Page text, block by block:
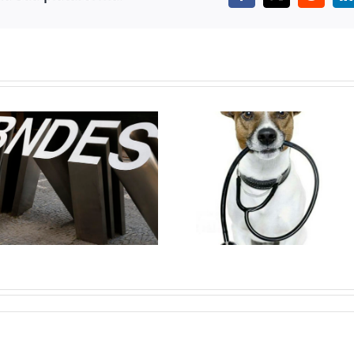
FARMÁCIA
SOLIDÁRIA PARA
TRATAMENTOS DE
ANIMAIS
DIREITO À
SOCIAL –
GERAIS
SOCIAL